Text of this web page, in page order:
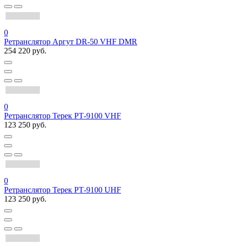
0
Ретранслятор Аргут DR-50 VHF DMR
254 220 руб.
0
Ретранслятор Терек РТ-9100 VHF
123 250 руб.
0
Ретранслятор Терек РТ-9100 UHF
123 250 руб.